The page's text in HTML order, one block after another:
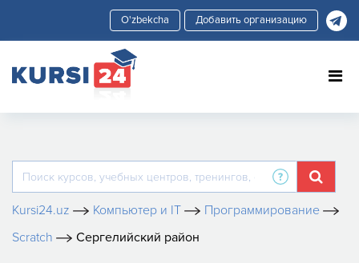
Добавить организацию
Kursi24.uz Компьютер и IT
Программирование
Scratch
Сергелийский район